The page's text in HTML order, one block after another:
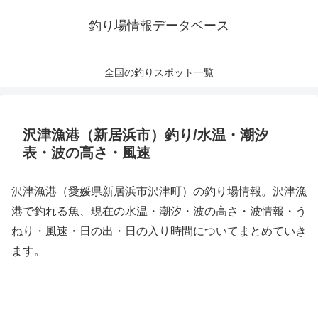
釣り場情報データベース
全国の釣りスポット一覧
沢津漁港（新居浜市）釣り/水温・潮汐
表・波の高さ・風速
沢津漁港（愛媛県新居浜市沢津町）の釣り場情報。沢津漁
港で釣れる魚、現在の水温・潮汐・波の高さ・波情報・う
ねり・風速・日の出・日の入り時間についてまとめていき
ます。